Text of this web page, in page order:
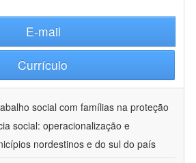
E-mail
Currículo
social com famílias na proteção
social: operacionalização e
nordestinos e do sul do país